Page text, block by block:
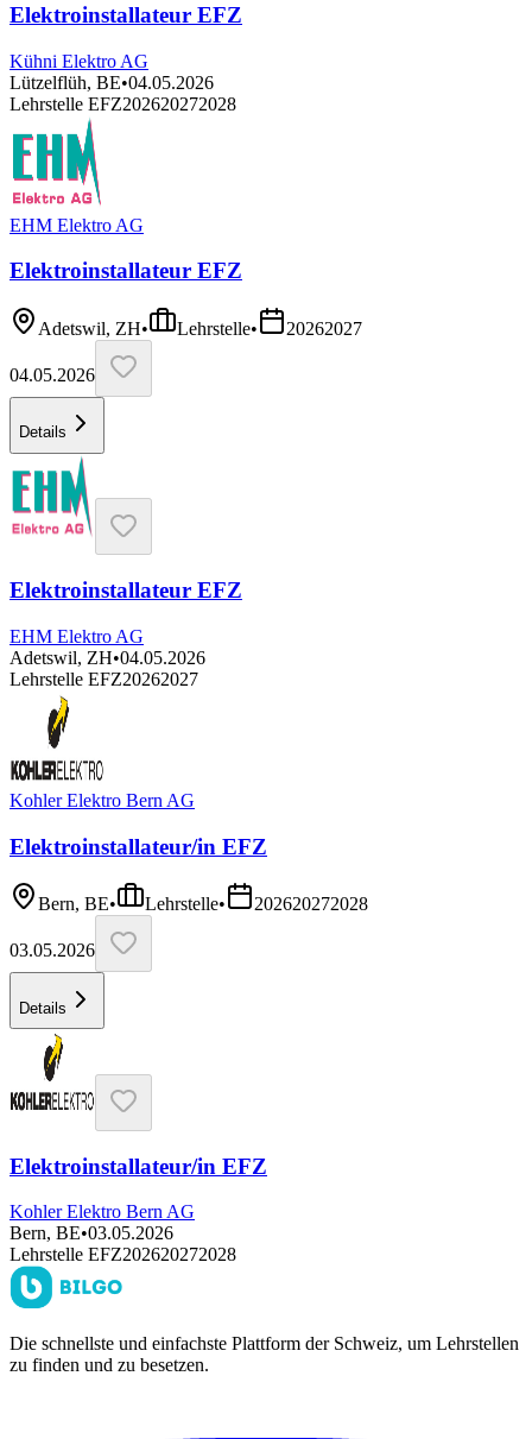
Elektroinstallateur EFZ
Kühni Elektro AG
Lützelflüh, BE•04.05.2026
Lehrstelle EFZ202620272028
EHM Elektro AG
Elektroinstallateur EFZ
Adetswil, ZH• Lehrstelle• 20262027
04.05.2026
Details
Elektroinstallateur EFZ
EHM Elektro AG
Adetswil, ZH•04.05.2026
Lehrstelle EFZ20262027
Kohler Elektro Bern AG
Elektroinstallateur/in EFZ
Bern, BE• Lehrstelle• 202620272028
03.05.2026
Details
Elektroinstallateur/in EFZ
Kohler Elektro Bern AG
Bern, BE•03.05.2026
Lehrstelle EFZ202620272028
Die schnellste und einfachste Plattform der Schweiz, um Lehrstellen
zu finden und zu besetzen.